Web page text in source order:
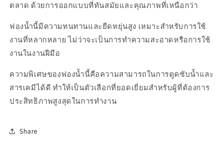
7800
7800
ตลาด ด้วยการออกแบบที่ทันสมัยและคุณภาพที่เหนือกว่า
ฟองน้ำนี้มีความทนทานและยืดหยุ่นสูง เหมาะสำหรับการใช้
งานที่หลากหลาย ไม่ว่าจะเป็นการทำความสะอาดหรือการใช้
งานในงานฝีมือ
ความพิเศษของฟองน้ำนี้คือความสามารถในการดูดซับน้ำและ
สารเคมีได้ดี ทำให้เป็นตัวเลือกที่ยอดเยี่ยมสำหรับผู้ที่ต้องการ
ประสิทธิภาพสูงสุดในการทำงาน
Share